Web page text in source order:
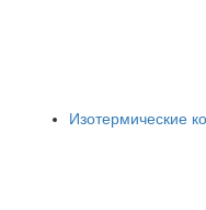
Изотермические